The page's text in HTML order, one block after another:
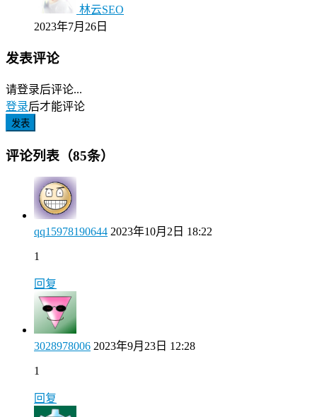
林云SEO
2023年7月26日
发表评论
请登录后评论...
登录后才能评论
发表
评论列表（85条）
qq15978190644 2023年10月2日 18:22
1
回复
3028978006 2023年9月23日 12:28
1
回复